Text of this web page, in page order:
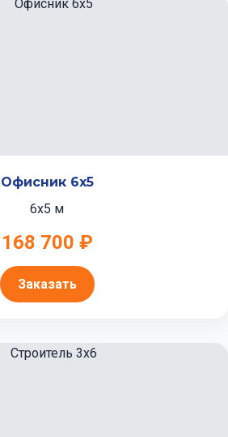
Офисник 6x5
6x5 м
168 700 ₽
Заказать